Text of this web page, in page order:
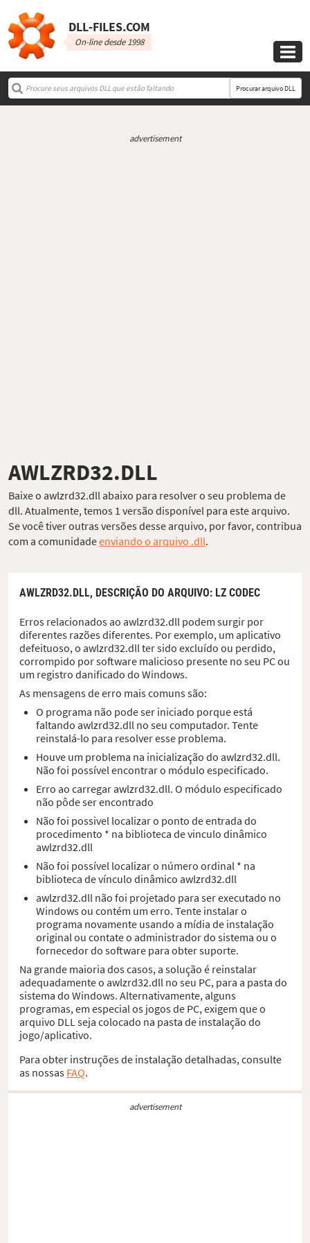
DLL‑FILES.COM
On-line desde 1998

Procurar arquivo DLL
advertisement
AWLZRD32.DLL
Baixe o awlzrd32.dll abaixo para resolver o seu problema de
dll. Atualmente, temos 1 versão disponível para este arquivo.
Se você tiver outras versões desse arquivo, por favor, contribua
com a comunidadeenviando o arquivo .dll.
AWLZRD32.DLL, DESCRIÇÃO DO ARQUIVO: LZ CODEC
Erros relacionados ao awlzrd32.dll podem surgir por
diferentes razões diferentes. Por exemplo, um aplicativo
defeituoso, o awlzrd32.dll ter sido excluído ou perdido,
corrompido por software malicioso presente no seu PC ou
um registro danificado do Windows.
As mensagens de erro mais comuns são:
O programa não pode ser iniciado porque está
faltando awlzrd32.dll no seu computador. Tente
reinstalá-lo para resolver esse problema.
Houve um problema na inicialização do awlzrd32.dll.
Não foi possível encontrar o módulo especificado.
Erro ao carregar awlzrd32.dll. O módulo especificado
não pôde ser encontrado
Não foi possivel localizar o ponto de entrada do
procedimento * na biblioteca de vinculo dinâmico
awlzrd32.dll
Não foi possível localizar o número ordinal * na
biblioteca de vínculo dinâmico awlzrd32.dll
awlzrd32.dll não foi projetado para ser executado no
Windows ou contém um erro. Tente instalar o
programa novamente usando a mídia de instalação
original ou contate o administrador do sistema ou o
fornecedor do software para obter suporte.
Na grande maioria dos casos, a solução é reinstalar
adequadamente o awlzrd32.dll no seu PC, para a pasta do
sistema do Windows. Alternativamente, alguns
programas, em especial os jogos de PC, exigem que o
arquivo DLL seja colocado na pasta de instalação do
jogo/aplicativo.
Para obter instruções de instalação detalhadas, consulte
as nossas FAQ.
advertisement